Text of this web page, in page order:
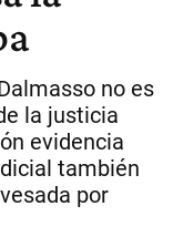
no es
la justicia
evidencia
también
por